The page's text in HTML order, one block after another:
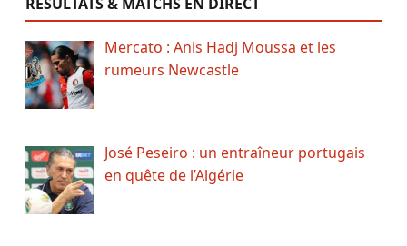
Mercato : Anis Hadj Moussa et les
rumeurs Newcastle
José Peseiro : un entraîneur portugais
en quête de l’Algérie